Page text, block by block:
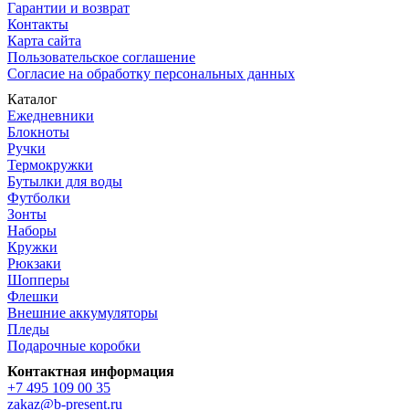
Гарантии и возврат
Контакты
Карта сайта
Пользовательское соглашение
Согласие на обработку персональных данных
Каталог
Ежедневники
Блокноты
Ручки
Термокружки
Бутылки для воды
Футболки
Зонты
Наборы
Кружки
Рюкзаки
Шопперы
Флешки
Внешние аккумуляторы
Пледы
Подарочные коробки
Контактная информация
+7 495 109 00 35
zakaz@b-present.ru